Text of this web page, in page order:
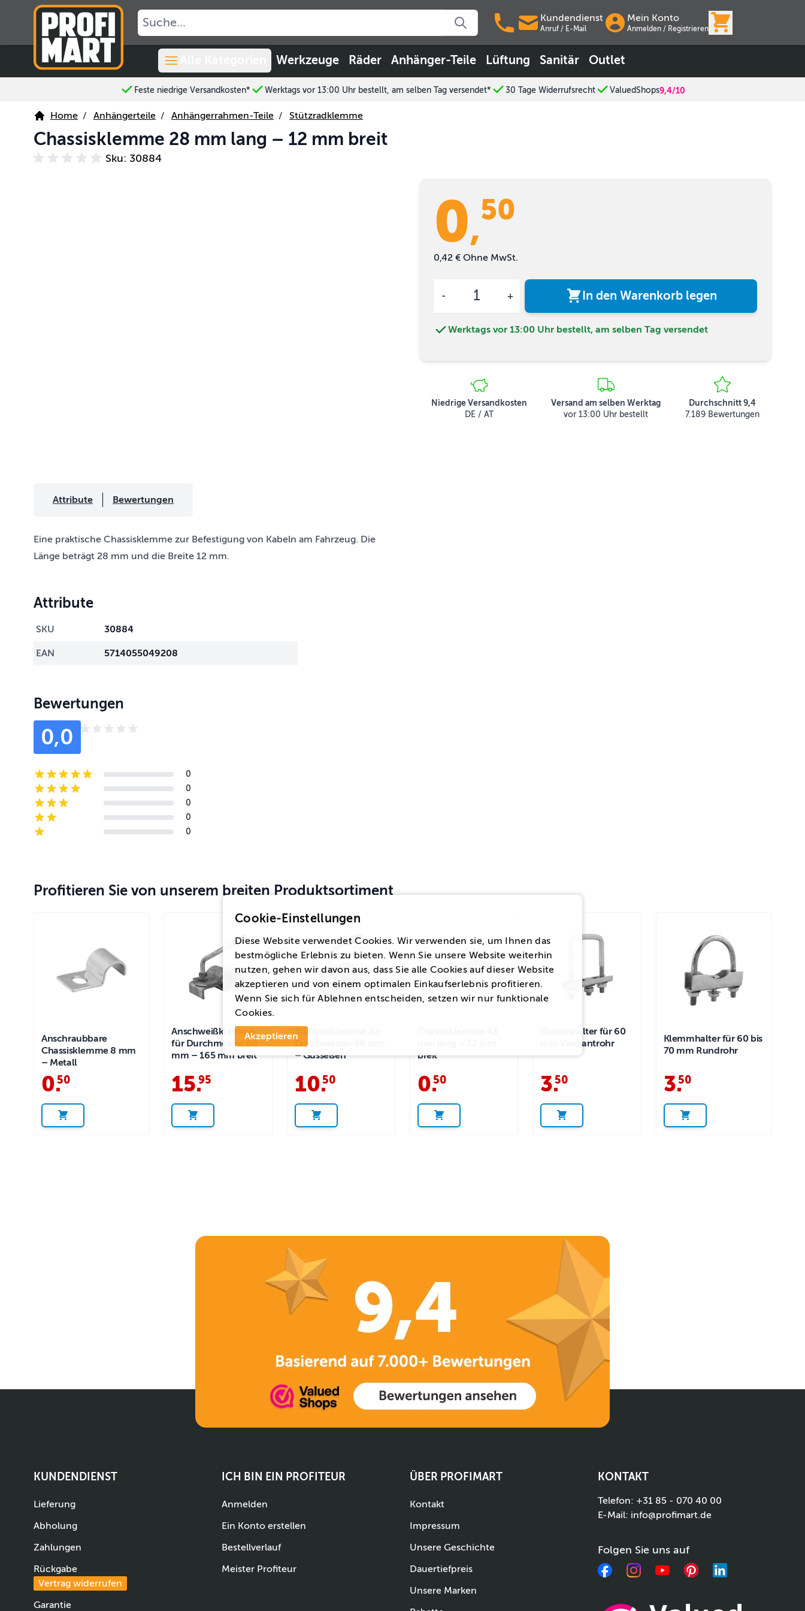
Skip to Content
Kundendienst
Anruf / E-Mail
Mein Konto
Anmelden / Registrieren
Werkzeuge Räder Anhänger-Teile Lüftung Sanitär Outlet
Feste niedrige Versandkosten* Werktags vor 13:00 Uhr bestellt, am selben Tag versendet* 30 Tage Widerrufsrecht ValuedShops9,4/10
Home / Anhängerteile / Anhängerrahmen-Teile / Stützradklemme
Chassisklemme 28 mm lang – 12 mm breit
Sku: 30884
0,
50
0,42 € Ohne MwSt.
In den Warenkorb legen
Werktags vor 13:00 Uhr bestellt, am selben Tag versendet
Niedrige Versandkosten
DE / AT
Versand am selben Werktag
vor 13:00 Uhr bestellt
Durchschnitt 9,4
7.189 Bewertungen
Attribute Bewertungen
Eine praktische Chassisklemme zur Befestigung von Kabeln am Fahrzeug. Die
Länge beträgt 28 mm und die Breite 12 mm.
Attribute
SKU 30884
EAN 5714055049208
Bewertungen
0,0
5-star reviews
0
4-star reviews
0
3-star reviews
0
2-star reviews
0
1-star reviews
0
Profitieren Sie von unserem breiten Produktsortiment
Anschraubbare
Chassisklemme 8 mm
– Metall
0.
50
Anschweißklemme
für Durchmesser 60
mm – 165 mm breit
15.
95
Stützradklemme für
Durchmesser 48 mm
– Gusseisen
10.
50
breit
0.
50
Klemmhalter für 60
mm Vierkantrohr
3.
50
Klemmhalter für 60 bis
70 mm Rundrohr
3.
50
KUNDENDIENST
Lieferung
Abholung
Zahlungen
Rückgabe
Vertrag widerrufen
Garantie
ICH BIN EIN PROFITEUR
Anmelden
Ein Konto erstellen
Bestellverlauf
Meister Profiteur
ÜBER PROFIMART
Kontakt
Impressum
Unsere Geschichte
Dauertiefpreis
Unsere Marken
KONTAKT
Telefon: +31 85 - 070 40 00
E-Mail: info@profimart.de
Folgen Sie uns auf
FacebookInstagramYouTubePinterestLinkedIn
Cookie-Einstellungen
Diese Website verwendet Cookies. Wir verwenden sie, um Ihnen das
bestmögliche Erlebnis zu bieten. Wenn Sie unsere Website weiterhin
nutzen, gehen wir davon aus, dass Sie alle Cookies auf dieser Website
akzeptieren und von einem optimalen Einkaufserlebnis profitieren.
Wenn Sie sich fürAblehnen entscheiden, setzen wir nur funktionale
Cookies.
Akzeptieren